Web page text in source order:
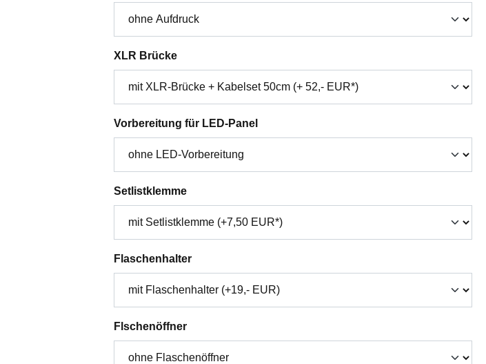
XLR Brückeauswählen
Vorbereitung für LED-Panelauswählen
Setlistklemmeauswählen
Flaschenhalterauswählen
Flschenöffnerauswählen